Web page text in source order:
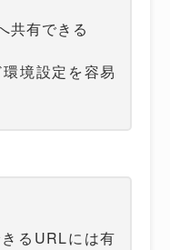
共有できる
境設定を容易
るURLには有